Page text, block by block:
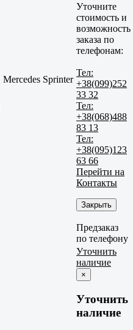
Mercedes Sprinter
Уточните
стоимость и
возможность
заказа по
телефонам:
Тел:
+38(099)252
33 32
Тел:
+38(068)488
83 13
Тел:
+38(095)123
63 66
Перейти на
Контакты
Закрыть
Предзаказ
по телефону
Уточнить
наличие
×
Уточнить
наличие